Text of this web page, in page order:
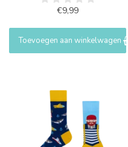
€9,99
Toevoegen aan winkelwagen